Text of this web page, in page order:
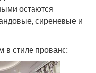
остаются
сиреневые и
в стиле прованс: